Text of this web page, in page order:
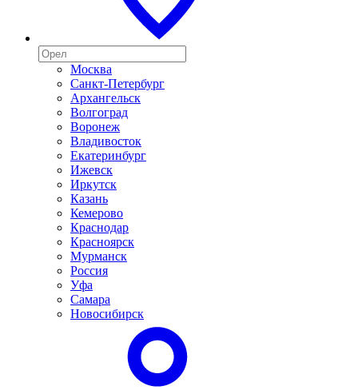
Москва
Санкт-Петербург
Архангельск
Волгоград
Воронеж
Владивосток
Екатеринбург
Ижевск
Иркутск
Казань
Кемерово
Краснодар
Красноярск
Мурманск
Россия
Уфа
Самара
Новосибирск